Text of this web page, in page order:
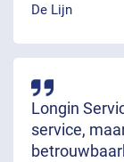
De Lijn
Longin
service,